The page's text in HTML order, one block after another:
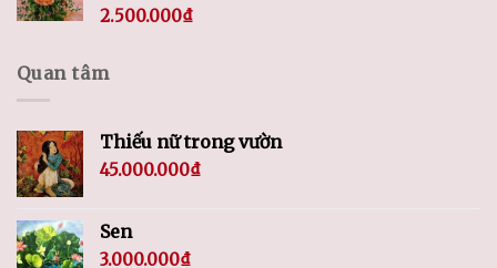
2.500.000₫
Quan tâm
Thiếu nữ trong vườn
45.000.000₫
Sen
3.000.000₫